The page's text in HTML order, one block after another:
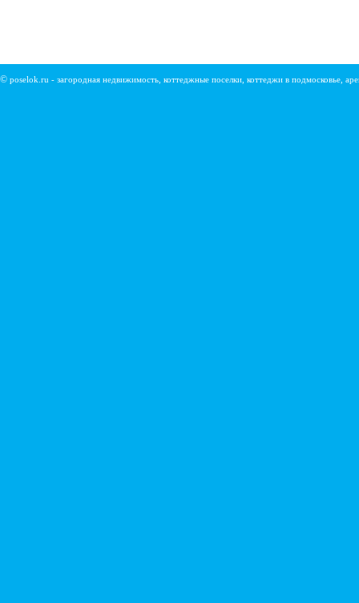
© poselok.ru - загородная недвижимость, коттеджные поселки, коттеджи в подмосковье,